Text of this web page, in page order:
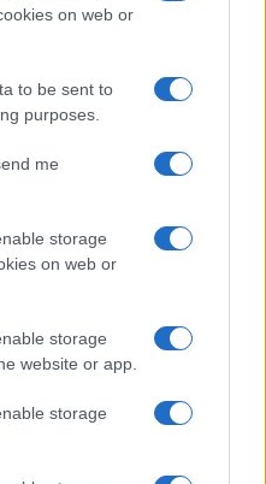
on web or
to be sent to
purposes.
me
storage
on web or
storage
website or app.
storage